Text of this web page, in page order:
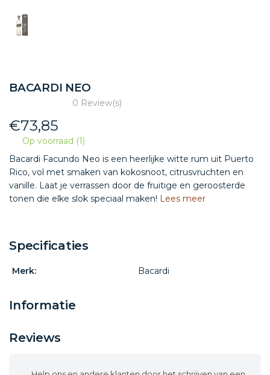
BACARDI NEO
0 Review(s)
€73,85
Op voorraad (1)
Bacardi Facundo Neo is een heerlijke witte rum uit Puerto
Rico, vol met smaken van kokosnoot, citrusvruchten en
vanille. Laat je verrassen door de fruitige en geroosterde
tonen die elke slok speciaal maken! Lees meer
Specificaties
Merk: Bacardi
Informatie
Reviews